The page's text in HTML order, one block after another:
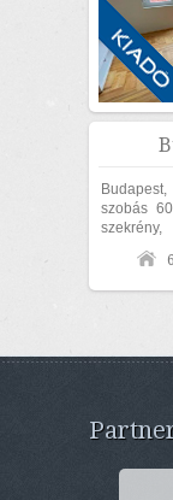
szobás 60
garnitúra,